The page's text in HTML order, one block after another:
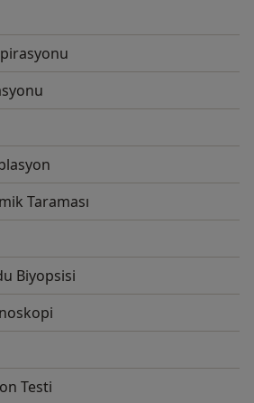
Taraması
Biyopsisi
Testi